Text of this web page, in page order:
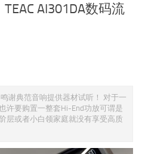
AI301DA数码流
谢典范音响提供器材试听！ 对于一
许要购置一整套Hi-End功放可谓是
层或者小白领家庭就没有享受高质